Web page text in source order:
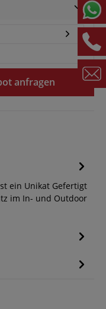
anfragen
ein Unikat Gefertigt
im In- und Outdoor